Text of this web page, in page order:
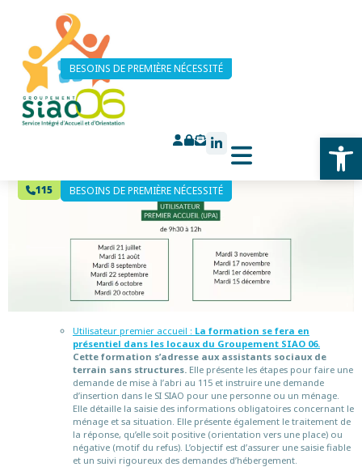
115 BESOINS DE PREMIÈRE NÉCESSITÉ
BESOINS DE PREMIÈRE NÉCESSITÉ
Formations
Le Groupement SIAO 06 invite tous les professionnels du social à prendre part
à des formations programmées tout au long de l’année.
Vous pouvez retrouver notre calendrier pour le second semestre 2026 :
Utilisateur premier accueil : La formation se fera en
présentiel dans les locaux du Groupement SIAO 06.
Cette formation s’adresse aux assistants sociaux de
terrain sans structures. Elle présente les étapes pour faire une
demande de mise à l’abri au 115 et instruire une demande
d’insertion dans le SI SIAO pour une personne ou un ménage.
Elle détaille la saisie des informations obligatoires concernant le
ménage et sa situation. Elle présente également le traitement de
la réponse, qu’elle soit positive (orientation vers une place) ou
négative (motif du refus). L’objectif est d’assurer une saisie fiable
et un suivi rigoureux des demandes d’hébergement.